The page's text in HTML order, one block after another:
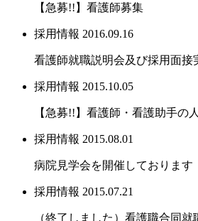
【急募!!】看護師募集
採用情報 2016.09.16
看護師就職説明会及び採用面接
採用情報 2015.10.05
【急募!!】看護師・看護助手の
採用情報 2015.08.01
病院見学会を開催しております
採用情報 2015.07.21
（終了しました）看護職合同就